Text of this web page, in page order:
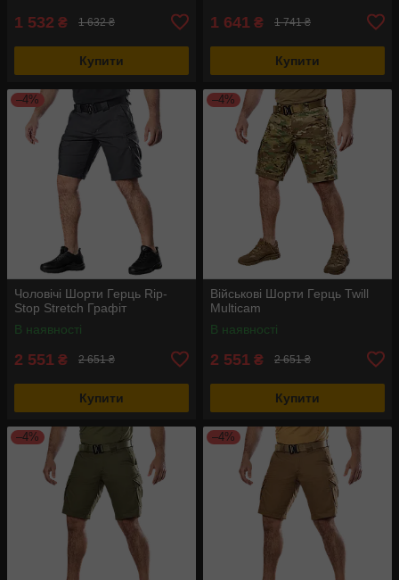
1 532 ₴ 1 632 ₴
Купити
1 641 ₴ 1 741 ₴
Купити
–4%
Чоловічі Шорти Герць Rip-
Stop Stretch Графіт
В наявності
2 551 ₴ 2 651 ₴
Купити
–4%
Військові Шорти Герць Twill
Multicam
В наявності
2 551 ₴ 2 651 ₴
Купити
–4% –4%